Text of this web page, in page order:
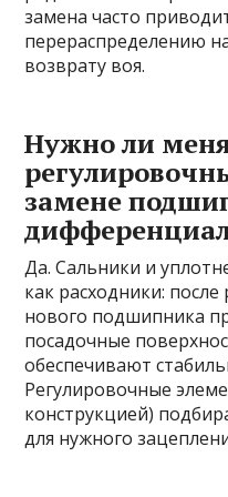
замена часто
перераспределению
возврату воя.
Нужно ли
замене
Да. Сальники и
как расходники:
нового подшипника
посадочные
обеспечивают
Регулировочные
конструкцией)
для нужного